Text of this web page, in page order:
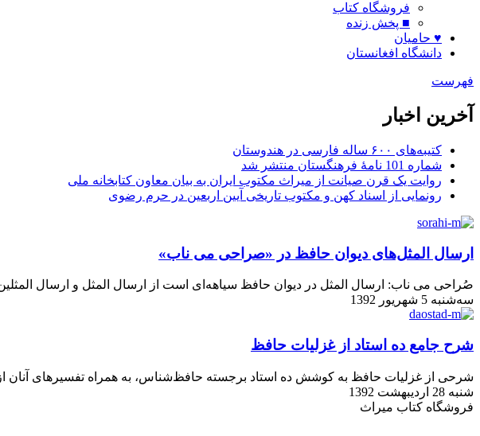
فروشگاه کتاب
■ پخش زنده
♥ حامیان
دانشگاه افغانستان
فهرست
آخرین اخبار
کتیبه‌های ۶۰۰ ساله فارسی در هندوستان
شماره 101 نامۀ فرهنگستان منتشر شد
روایت یک قرن صیانت از میراث مکتوب ایران به بیان معاون کتابخانه ملی
رونمایی از اسناد کهن و مکتوب تاریخی آیین اربعین در حرم رضوی
ارسال المثل‌های دیوان حافظ در «صراحی می ناب»
صُراحی می ناب: ارسال المثل در دیوان حافظ سیاهه‌ای است از ارسال المثل و ارسال
سه‌شنبه 5 شهریور 1392
شرح جامع ده استاد از غزلیات حافظ
شرحی از غزلیات حافظ به کوشش ده استاد برجسته حافظ‌شناس، به همراه تفسیرهای
شنبه 28 اردیبهشت 1392
فروشگاه کتاب میراث